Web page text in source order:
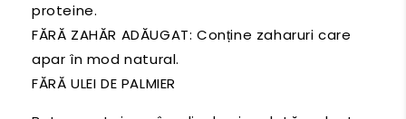
proteine.
FĂRĂ ZAHĂR ADĂUGAT: Conține zaharuri care
apar în mod natural.
FĂRĂ ULEI DE PALMIER